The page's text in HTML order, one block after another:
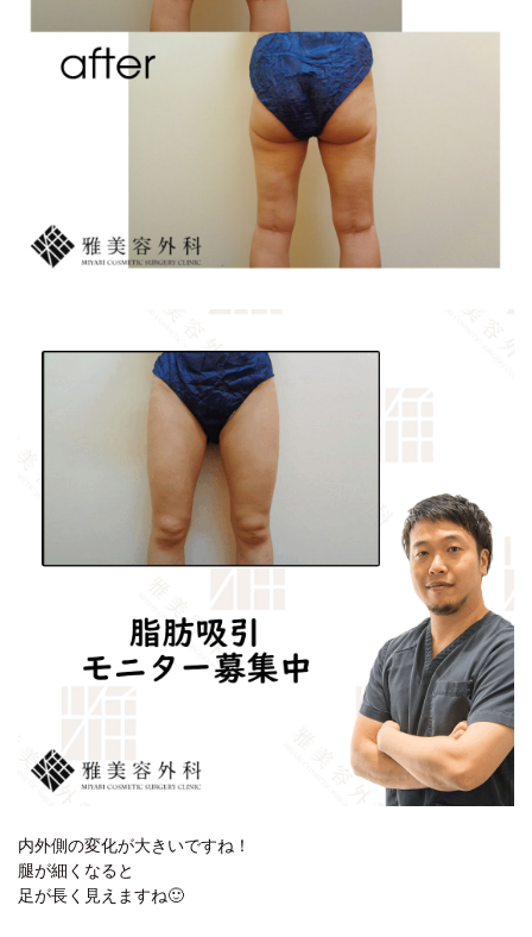
内外側の変化が大きいですね！
腿が細くなると
足が長く見えますね🙂